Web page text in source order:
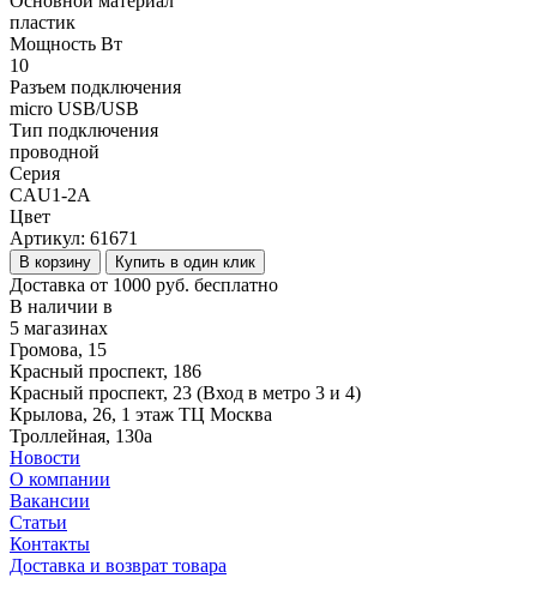
пластик
Мощность Вт
10
Разъем подключения
micro USB/USB
Тип подключения
проводной
Серия
CAU1-2A
Цвет
Артикул: 61671
В корзину Купить в один клик
Доставка от 1000 руб. бесплатно
В наличии в
5 магазинах
Громова, 15
Красный проспект, 186
Красный проспект, 23 (Вход в метро 3 и 4)
Крылова, 26, 1 этаж ТЦ Москва
Троллейная, 130а
Новости
О компании
Вакансии
Статьи
Контакты
Доставка и возврат товара